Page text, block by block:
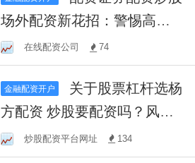
场外配资新花招：警惕高杠
杆陷阱！
在线配资公司 74
金融配资开户
方配资 炒股要配资吗？风险
与收益全解析！
炒股配资平台网址 134